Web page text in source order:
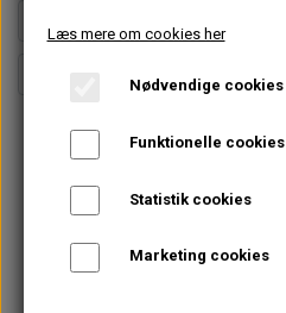
VANDPOLERING
Læs mere om cookies her
Nødvendige cookies
Funktionelle cookies
Statistik cookies
Marketing cookies